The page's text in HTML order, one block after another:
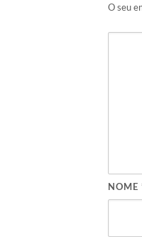
O seu
NOME